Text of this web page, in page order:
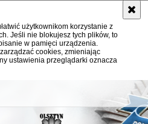
użytkownikom korzystanie z
Jeśli nie blokujesz tych plików, to
w pamięci urządzenia.
cookies, zmieniając
ustawienia przeglądarki oznacza